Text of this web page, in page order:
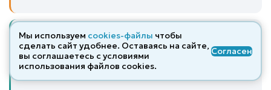
Судебная практика по статье 46
Закона об Образовании в РФ
Мы используем cookies-файлы чтобы
сделать сайт удобнее. Оставаясь на сайте,
вы соглашаетесь с условиями
использования файлов cооkies.
Согласен